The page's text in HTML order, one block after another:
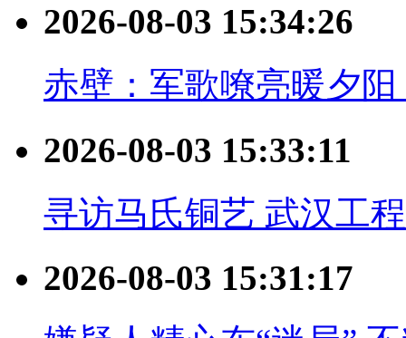
2026-08-03 15:34:26
赤壁：军歌嘹亮暖夕
2026-08-03 15:33:11
寻访马氏铜艺 武汉工
2026-08-03 15:31:17